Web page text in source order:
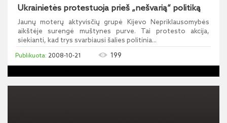
Ukrainietės protestuoja prieš „nešvarią“ politiką
Jaunų moterų aktyvisčių grupė Kijevo Nepriklausomybės
aikštėje surengė muštynes purve. Tai protesto akcija,
siekianti, kad trys svarbiausi šalies politinia...
2008-10-21 199